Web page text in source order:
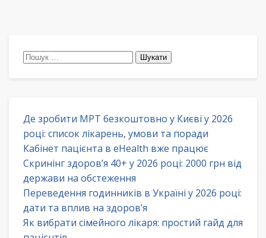
Пошук:
Де зробити МРТ безкоштовно у Києві у 2026
році: список лікарень, умови та поради
Кабінет пацієнта в eHealth вже працює
Скринінг здоров’я 40+ у 2026 році: 2000 грн від
держави на обстеження
Переведення годинників в Україні у 2026 році:
дати та вплив на здоров’я
Як вибрати сімейного лікаря: простий гайд для